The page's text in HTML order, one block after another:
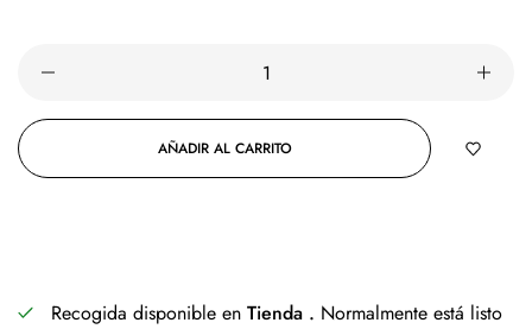
AÑADIR AL CARRITO
Recogida disponible enTienda . Normalmente está listo